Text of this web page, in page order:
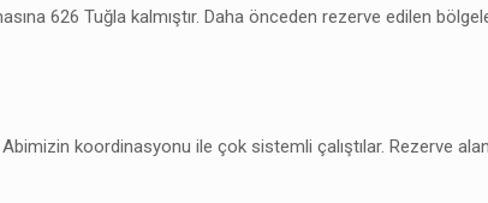
626 Tuğla kalmıştır. Daha önceden rezerve edilen
koordinasyonu ile çok sistemli çalıştılar. Rezerve